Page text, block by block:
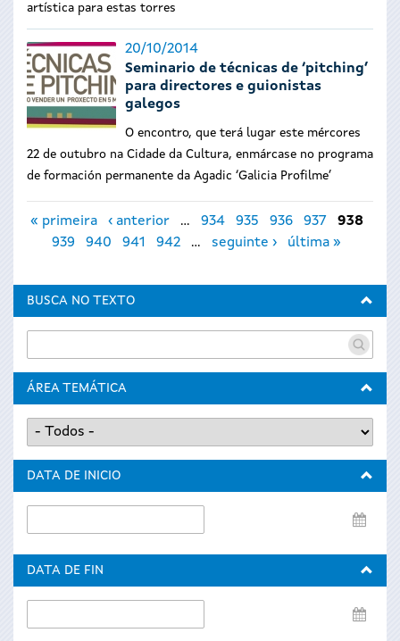
artística para estas torres
20/10/2014
Seminario de técnicas de ‘pitching’
para directores e guionistas
galegos
O encontro, que terá lugar este mércores
22 de outubro na Cidade da Cultura, enmárcase no programa
de formación permanente da Agadic ‘Galicia Profilme’
Páxinas
« primeira ‹ anterior … 934 935 936 937
938
939
940 941 942 … seguinte › última »
BUSCA NO TEXTO
ÁREA TEMÁTICA
DATA DE INICIO
de
DATA DE FIN
de